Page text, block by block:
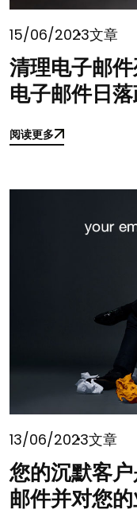
15/06/2023文章
清理电子邮
电子邮件日
阅读更多
阅读更多
13/06/2023文章
您的沉默客
邮件并对您